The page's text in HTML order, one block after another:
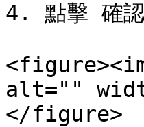
4. 點擊 確
alt=""
</figure>